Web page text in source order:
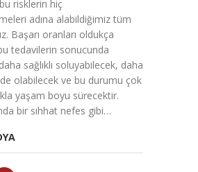
risklerin hiç
adına alabildiğimiz tüm
Başarı oranları oldukça
tedavilerin sonucunda
sağlıklı soluyabilecek, daha
olabilecek ve bu durumu çok
yaşam boyu sürecektir.
bir sıhhat nefes gibi…